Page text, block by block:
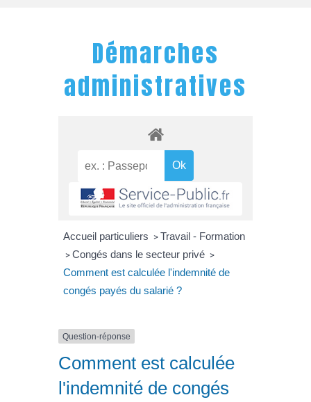
Démarches
administratives
Accueil particuliers > Travail - Formation
> Congés dans le secteur privé >
Comment est calculée l'indemnité de
congés payés du salarié ?
Question-réponse
Comment est calculée
l'indemnité de congés